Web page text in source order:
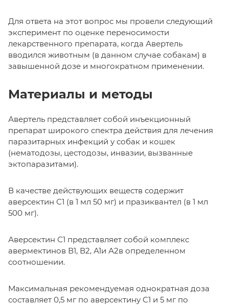
Для ответа на этот вопрос мы провели следующий
эксперимент по оценке переносимости
лекарственного препарата, когда Авертель
вводился животным (в данном случае собакам) в
завышенной дозе и многократном применении.
Материалы и методы
Авертель представляет собой инъекционный
препарат широкого спектра действия для лечения
паразитарных инфекций у собак и кошек
(нематодозы, цестодозы, инвазии, вызванные
эктопаразитами).
В качестве действующих веществ содержит
аверсектин С1 (в 1 мл 50 мг) и празиквантел (в 1 мл
500 мг).
Аверсектин С1 представляет собой комплекс
авермектинов В1, В2, А1и А2в определенном
соотношении.
Максимальная рекомендуемая однократная доза
составляет 0,5 мг по аверсектину С1 и 5 мг по